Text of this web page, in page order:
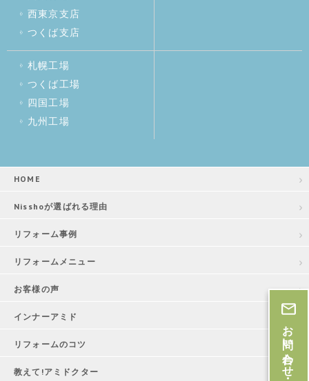
西東京支店
つくば支店
札幌工場
つくば工場
四国工場
九州工場
HOME
Nisshoが選ばれる理由
リフォーム事例
リフォームメニュー
お客様の声
インナーアミド
リフォームのコツ
教えて!アミドクター お問い合わせ・お見積